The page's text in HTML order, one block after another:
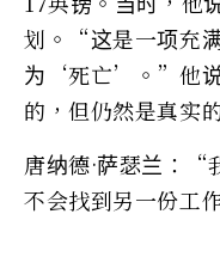
划。“这是一项充
为‘死亡’。”他说
的，但仍然是真实
唐纳德·萨瑟兰：“
不会找到另一份工